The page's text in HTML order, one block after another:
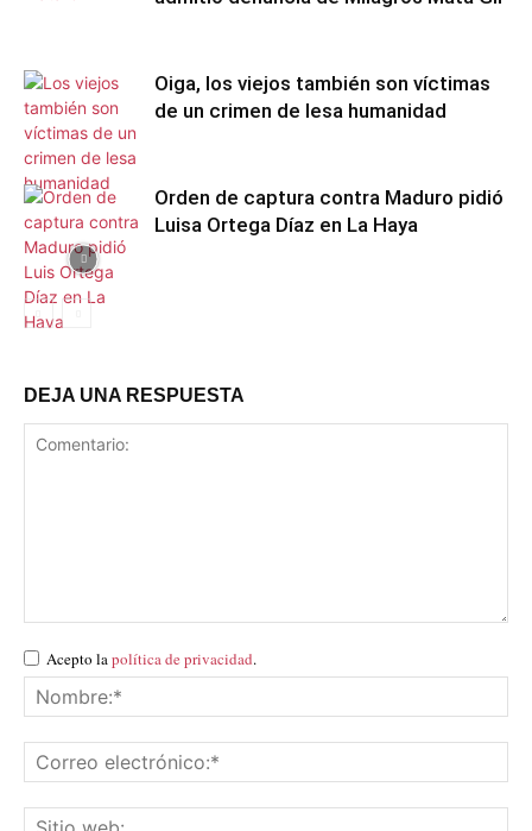
Oiga, los viejos también son víctimas
de un crimen de lesa humanidad
Orden de captura contra Maduro pidió
Luisa Ortega Díaz en La Haya
DEJA UNA RESPUESTA
Acepto la política de privacidad.